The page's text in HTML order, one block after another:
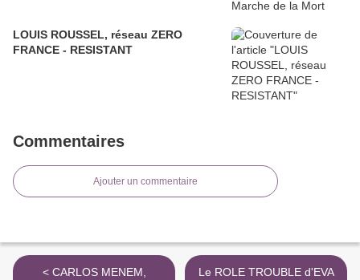
LOUIS ROUSSEL, réseau ZERO
FRANCE - RESISTANT
Commentaires
Ajouter un commentaire
< CARLOS MENEM, Le ROLE TROUBLE d'EVA